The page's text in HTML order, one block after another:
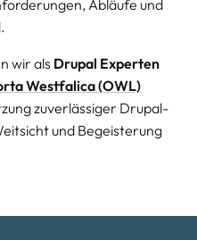
Abläufe und
wir als Drupal Experten
Westfalica (OWL)
zuverlässiger Drupal-
und Begeisterung